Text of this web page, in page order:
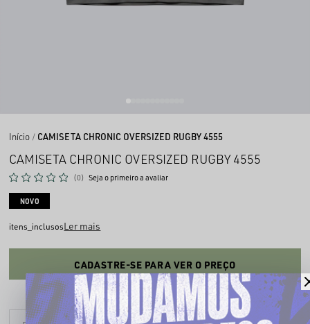
Início CAMISETA CHRONIC OVERSIZED RUGBY 4555
CAMISETA CHRONIC OVERSIZED RUGBY 4555
(0) Seja o primeiro a avaliar
NOVO
itens_inclusosLer mais
CADASTRE-SE PARA VER O PREÇO